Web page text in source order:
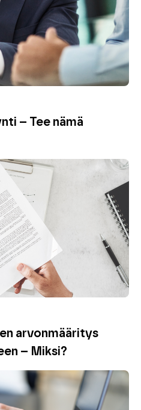
– Tee nämä
arvonmääritys
– Miksi?